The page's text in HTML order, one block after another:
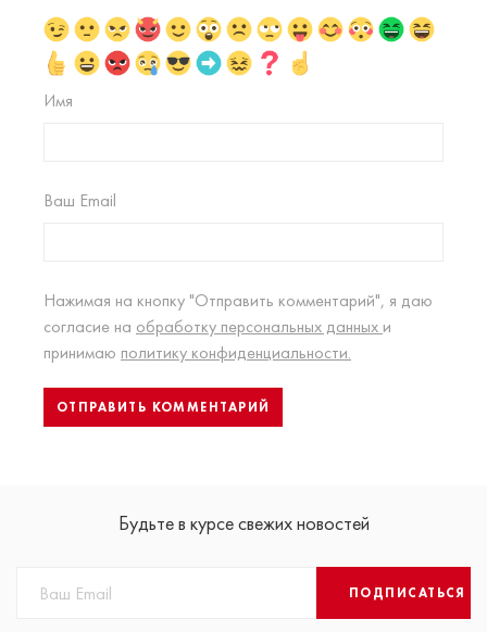
Имя
Ваш Email
Нажимая на кнопку "Отправить комментарий", я даю
согласие на обработку персональных данных и
принимаю политику конфиденциальности.
Будьте в курсе свежих новостей
ПОДПИСАТЬСЯ